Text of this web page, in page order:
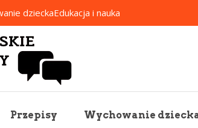
dzieckaEdukacja i nauka
Porady
Przepisy Wychowanie